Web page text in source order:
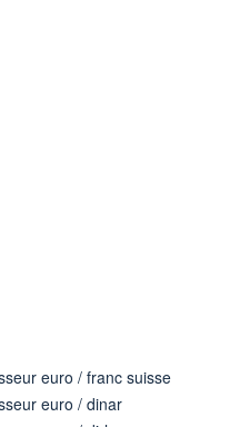
euro / franc suisse
euro / dinar